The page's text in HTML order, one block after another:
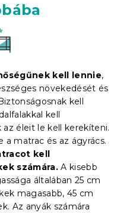
kell lennie,
növekedését és
kell
kell
éleit le kell kerekíteni.
matrac és az ágyrács.
kell
számára. A kisebb
általában 25 cm
magasabb, 45 cm
Az anyák számára